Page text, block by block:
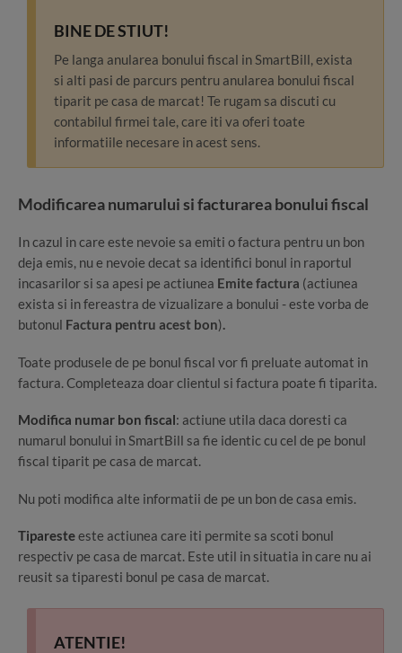
BINE DE STIUT!
Pe langa anularea bonului fiscal in SmartBill, exista
si alti pasi de parcurs pentru anularea bonului fiscal
tiparit pe casa de marcat! Te rugam sa discuti cu
contabilul firmei tale, care iti va oferi toate
informatiile necesare in acest sens.
Modificarea numarului si facturarea bonului fiscal
In cazul in care este nevoie sa emiti o factura pentru un bon
deja emis, nu e nevoie decat sa identifici bonul in raportul
incasarilor si sa apesi pe actiunea Emite factura (actiunea
exista si in fereastra de vizualizare a bonului - este vorba de
butonul Factura pentru acest bon).
Toate produsele de pe bonul fiscal vor fi preluate automat in
factura. Completeaza doar clientul si factura poate fi tiparita.
Modifica numar bon fiscal: actiune utila daca doresti ca
numarul bonului in SmartBill sa fie identic cu cel de pe bonul
fiscal tiparit pe casa de marcat.
Nu poti modifica alte informatii de pe un bon de casa emis.
Tiparesteeste actiunea care iti permite sa scoti bonul
respectiv pe casa de marcat. Este util in situatia in care nu ai
reusit sa tiparesti bonul pe casa de marcat.
ATENTIE!